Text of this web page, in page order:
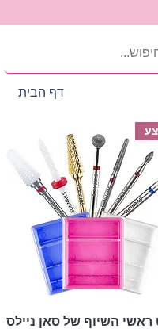
דף הבית
תצוגה מהירה
ראשי השיוף של סאן ניילס